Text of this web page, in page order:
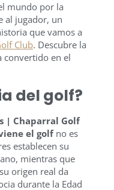
mundo por la
al jugador, un
que vamos a
Club. Descubre la
convertido en el
del golf?
| Chaparral Golf
el golfno es
establecen su
mientras que
origen real da
durante la Edad